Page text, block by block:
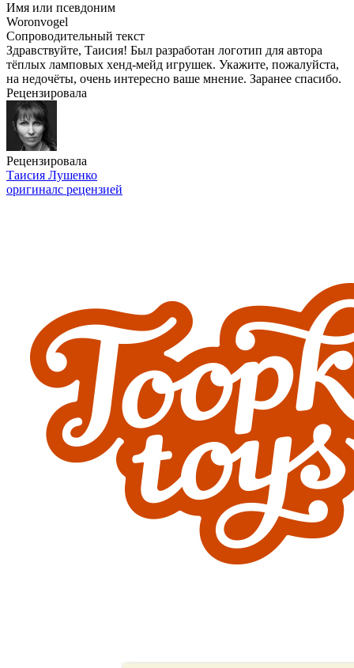
Имя или псевдоним
Woronvogel
Сопроводительный текст
Здравствуйте, Таисия! Был разработан логотип для автора
тёплых ламповых хенд-мейд игрушек. Укажите, пожалуйста,
на недочёты, очень интересно ваше мнение. Заранее спасибо.
Рецензировала
Рецензировала
Таисия Лушенко
оригиналс рецензией